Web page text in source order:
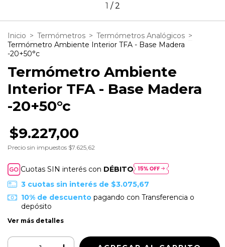
1 /2
Inicio > Termómetros > Termómetros Analógicos >
Termómetro Ambiente Interior TFA - Base Madera
-20+50°c
Termómetro Ambiente
Interior TFA - Base Madera
-20+50°c
$9.227,00
Precio sin impuestos $7.625,62
Cuotas SIN interés con DÉBITO
3 cuotas sin interés de $3.075,67
10% de descuentopagando con Transferencia o
depósito
Ver más detalles